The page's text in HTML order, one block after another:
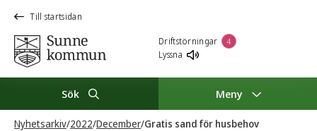
Till startsidan
Driftstörningar 4
Lyssna
Sök Meny
Nyhetsarkiv/2022/December/Gratis sand för husbehov